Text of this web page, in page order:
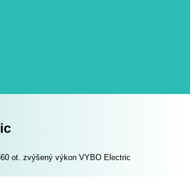
ot. zvýšený výkon VYBO Electric